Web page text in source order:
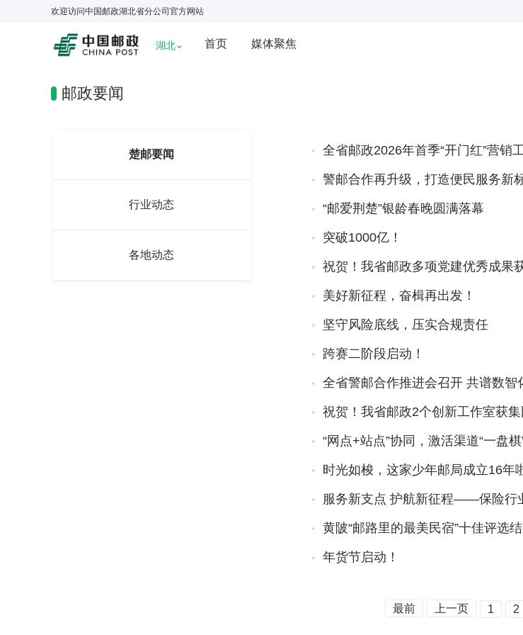
欢迎访问中国邮政湖北省分公司 官方网站
湖北 首页 媒体聚焦
邮政要闻
楚邮要闻
行业动态
各地动态
全省邮政2026年首季“开门红”营销
警邮合作再升级，打造便民服务新
“邮爱荆楚”银龄春晚圆满落幕
突破1000亿！
祝贺！我省邮政多项党建优秀成果
美好新征程，奋楫再出发！
坚守风险底线，压实合规责任
跨赛二阶段启动！
全省警邮合作推进会召开 共谱数智
祝贺！我省邮政2个创新工作室获集
“网点+站点”协同，激活渠道“一盘棋
时光如梭，这家少年邮局成立16年
服务新支点 护航新征程——保险行
黄陂“邮路里的最美民宿”十佳评选
年货节启动！
最前 上一页 1 2